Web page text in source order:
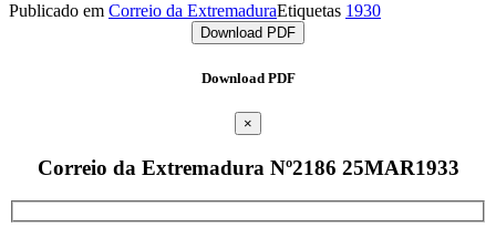
Publicado em Correio da ExtremaduraEtiquetas 1930
Download PDF
Download PDF
×
Correio da Extremadura Nº2186 25MAR1933